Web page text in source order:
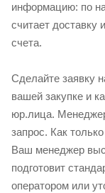
информацию: по
считает доставку
счета.
Сделайте заявку
вашей закупке и
юр.лица.
запрос. Как
Ваш менеджер
подготовит
оператором или